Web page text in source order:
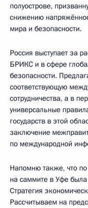
полуострове,
снижению
мира и безопасности.
Россия выступает за
БРИКС и в сфере
безопасности.
соответствующую
сотрудничества, а в
универсальные
государств в этой
заключение
по международной
Напомню также, что
на саммите в Уфе была
Стратегия
Рассчитываем на